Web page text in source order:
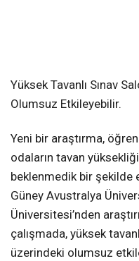
Yüksek Tavanlı Sınav
Olumsuz Etkileyebilir.
Yeni bir araştırma,
odaların tavan
beklenmedik bir şekilde
Güney Avustralya
Üniversitesi’nden
çalışmada, yüksek
üzerindeki olumsuz